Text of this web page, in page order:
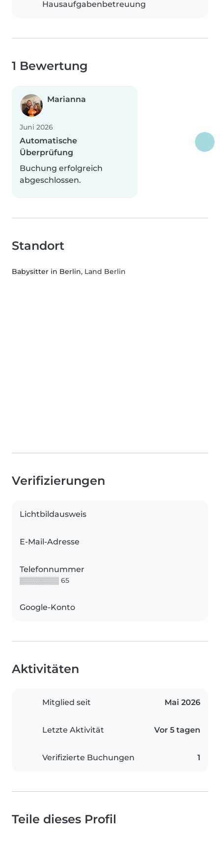
Hausaufgabenbetreuung
1 Bewertung
Marianna
Juni 2026
Automatische
Überprüfung
Buchung erfolgreich
abgeschlossen.
Standort
Babysitter in Berlin, Land Berlin
Verifizierungen
Lichtbildausweis
E-Mail-Adresse
Telefonnummer
▒▒▒▒▒▒▒▒ 65
Google-Konto
Aktivitäten
Mitglied seit Mai 2026
Letzte Aktivität Vor 5 tagen
Verifizierte Buchungen 1
Teile dieses Profil